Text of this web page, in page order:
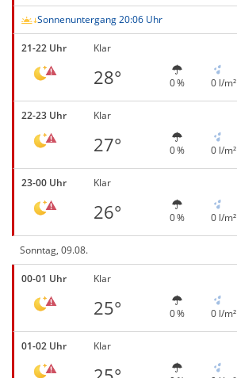
Sonnenuntergang 20:06 Uhr
21-22 Uhr Klar
28° 0 % 0 l/m²
22-23 Uhr Klar
27° 0 % 0 l/m²
23-00 Uhr Klar
26° 0 % 0 l/m²
Sonntag, 09.08.
00-01 Uhr Klar
25° 0 % 0 l/m²
01-02 Uhr Klar